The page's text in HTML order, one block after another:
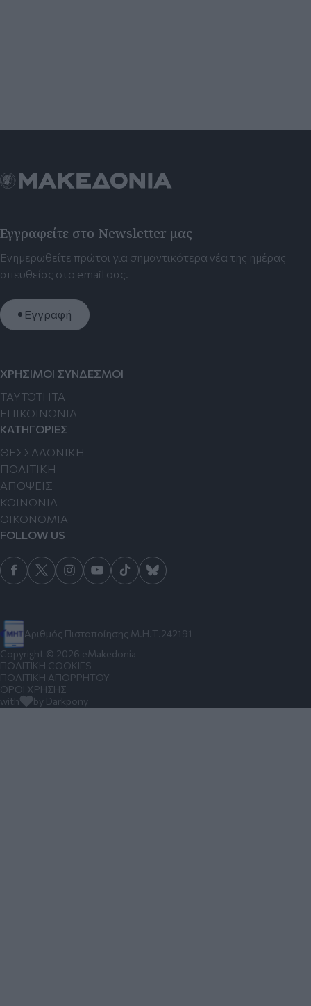
Εγγραφείτε στο Newsletter μας
Ενημερωθείτε πρώτοι για σημαντικότερα νέα της ημέρας
απευθείας στο email σας.
Εγγραφή
Αριθμός Πιστοποίησης Μ.Η.Τ.242191
ΧΡΗΣΙΜΟΙ ΣΥΝΔΕΣΜΟΙ
TAYTOTHTA
ΕΠΙΚΟΙΝΩΝΙΑ
ΚΑΤΗΓΟΡΙΕΣ
ΘΕΣΣΑΛΟΝΙΚΗ
ΠΟΛΙΤΙΚΗ
ΑΠΟΨΕΙΣ
ΚΟΙΝΩΝΙΑ
ΟΙΚΟΝΟΜΙΑ
FOLLOW US
Copyright © 2026 eMakedonia
ΠΟΛΙΤΙΚΗ COOKIES
ΠΟΛΙΤΙΚΗ ΑΠΟΡΡΗΤΟΥ
ΟΡΟΙ ΧΡΗΣΗΣ
with
by Darkpony